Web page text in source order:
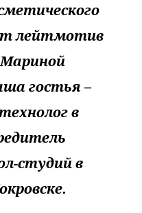
лейтмотив
гостья –
в
студий в